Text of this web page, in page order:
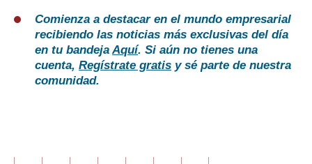
Comienza a destacar en el mundo empresarial
recibiendo las noticias más exclusivas del día
en tu bandejaAquí. Si aún no tienes una
cuenta, Regístrate gratis y sé parte de nuestra
comunidad.